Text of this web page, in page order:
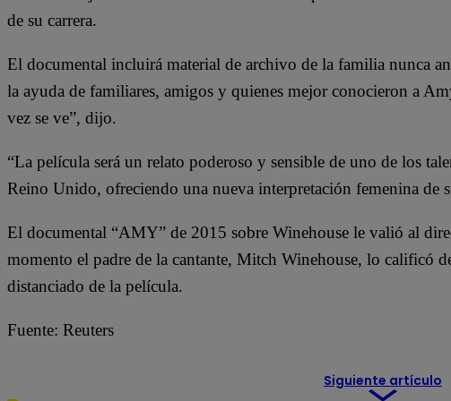
de su carrera.
El documental incluirá material de archivo de la familia nunca
la ayuda de familiares, amigos y quienes mejor conocieron a
vez se ve”, dijo.
“La película será un relato poderoso y sensible de uno de los
Reino Unido, ofreciendo una nueva interpretación femenina de
El documental “AMY” de 2015 sobre Winehouse le valió al
momento el padre de la cantante, Mitch Winehouse, lo calificó
distanciado de la película.
Fuente: Reuters
Siguiente artículo